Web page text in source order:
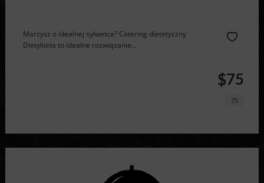
Marzysz o idealnej sylwetce? Catering dietetyczny
Dietykieta to idealne rozwiązanie...
$75
75